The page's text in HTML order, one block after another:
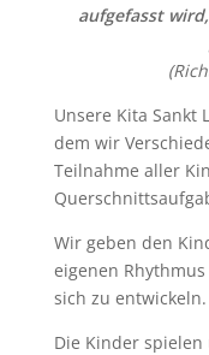
aufgefasst
Unsere Kita Sankt
dem wir
Teilnahme aller
Wir geben den
eigenen
sich zu entwickeln.
Die Kinder